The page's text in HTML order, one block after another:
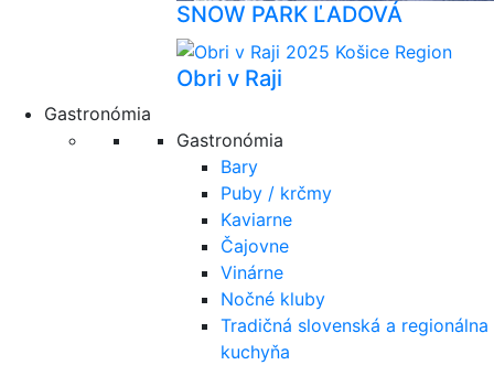
SNOW PARK ĽADOVÁ
Obri v Raji
Gastronómia
Gastronómia
Bary
Puby / krčmy
Kaviarne
Čajovne
Vinárne
Nočné kluby
Tradičná slovenská a regionálna
kuchyňa